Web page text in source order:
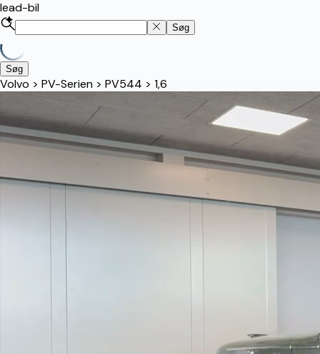
lead-bil
Søg
Søg
Volvo > PV-Serien > PV544 > 1,6